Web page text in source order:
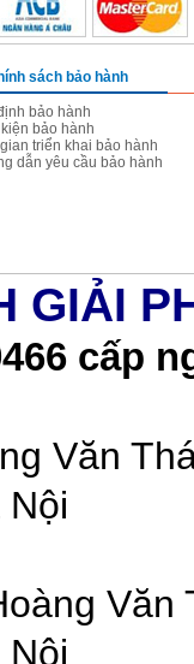
sách bảo hành
bảo hành
bảo hành
triển khai bảo hành
dẫn yêu cầu bảo hành
GIẢI
cấp
Văn
Nội
Nội